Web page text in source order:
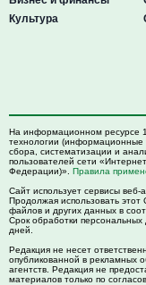
Культура
На информационном ресурсе
технологии (информационные
сбора, систематизации и
пользователей сети
Федерации)». Правила
Сайт использует сервисы веб-
Продолжая использовать этот
файлов и других данных в
Срок обработки
дней.
Редакция не несет
опубликованной в рекламных
агентств. Редакция не
материалов только по